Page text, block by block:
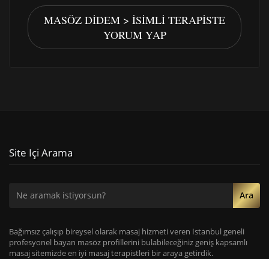
MASÖZ DIDEM > İSIMLI TERAPISTE
YORUM YAP
Site Içi Arama
Ara
Bağımsız çalışıp bireysel olarak masaj hizmeti veren İstanbul geneli
profesyonel bayan masöz profillerini bulabileceğiniz geniş kapsamlı
masaj sitemizde en iyi masaj terapistleri bir araya getirdik.